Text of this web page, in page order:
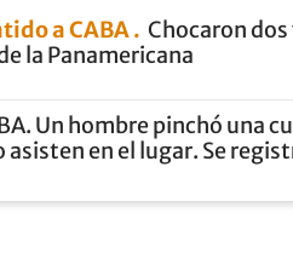
a CABA
Chocaron
la Panamericana
Un hombre pinchó una
en el lugar. Se